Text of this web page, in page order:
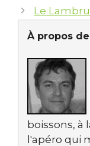
Le
À propos
boissons, à
l'apéro qui